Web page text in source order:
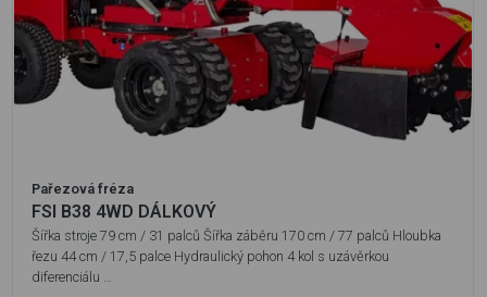
Pařezová fréza
FSI B38 4WD DÁLKOVÝ
Šířka stroje 79 cm / 31 palců Šířka záběru 170 cm / 77 palců Hloubka
řezu 44 cm / 17,5 palce Hydraulický pohon 4 kol s uzávěrkou
diferenciálu …